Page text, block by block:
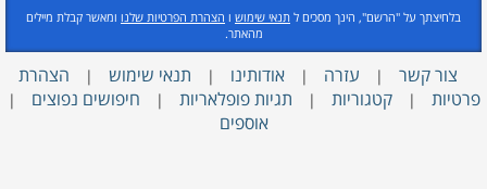
בלחיצתך על "הרשם", הינך מסכים ל תנאי שימוש ו הצהרת הפרטיות שלנו ומאשר קבלת מיילים
מהאתר.
צור קשר | עזרה | אודותינו | תנאי שימוש |
הצהרת
פרטיות
| קטגוריות | תגיות פופלאריות | חיפושים נפוצים |
אוספים